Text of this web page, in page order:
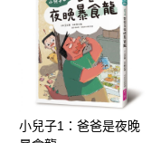
小兒子1：爸爸是夜晚